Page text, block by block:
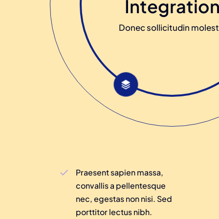
Donec sollicitudin
Praesent sapien massa,
convallis a pellentesque
nec, egestas non nisi. Sed
porttitor lectus nibh.